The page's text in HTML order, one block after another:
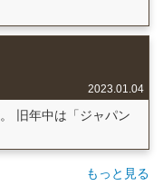
2023.01.04
旧年中は「ジャパン
もっと見る